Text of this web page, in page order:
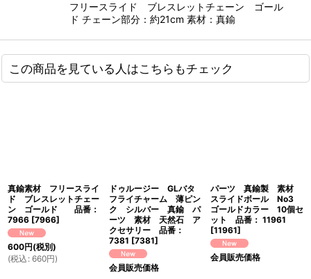
フリースライド ブレスレットチェーン ゴール
ド チェーン部分：約21cm 素材：真鍮
この商品を見ている人はこちらもチェック
真鍮素材 フリースライ
ド ブレスレットチェー
ン ゴールド 品番：
7966 [7966]
600円(税別)
(税込 : 660円)
ドゥルージー GLバタ
フライチャーム 薄ピン
ク シルバー 真鍮 パ
ーツ 素材 天然石 ア
クセサリー 品番：
7381 [7381]
会員販売価格
パーツ 真鍮製 素材
スライドボール No3
ゴールドカラー 10個セ
ット 品番： 11961
[11961]
会員販売価格